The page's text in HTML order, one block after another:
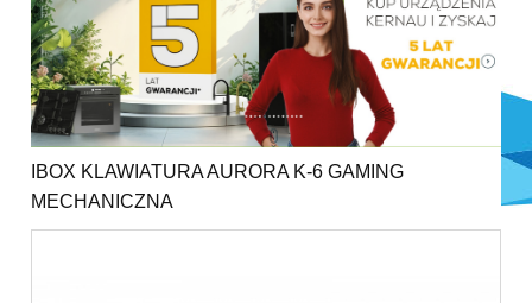
IBOX KLAWIATURA AURORA K-6 GAMING
MECHANICZNA